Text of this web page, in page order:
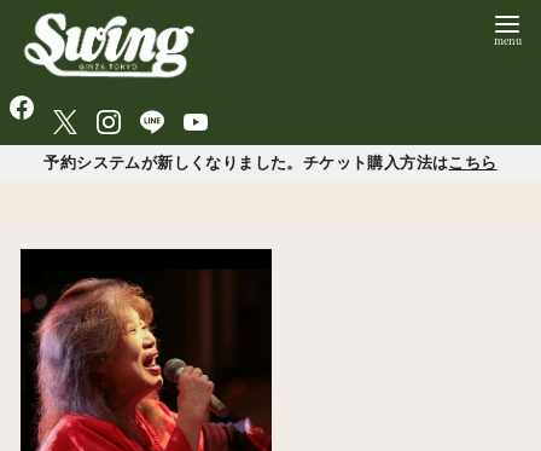
予約システムが新しくなりました。チケット購入方法はこちら